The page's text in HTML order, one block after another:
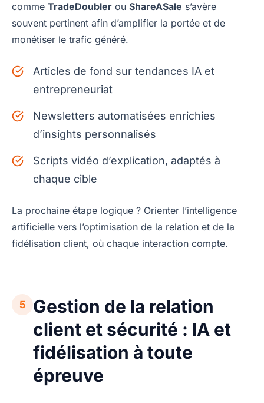
comme TradeDoubler ou ShareASale s’avère
souvent pertinent afin d’amplifier la portée et de
monétiser le trafic généré.
Articles de fond sur tendances IA et
entrepreneuriat
Newsletters automatisées enrichies
d’insights personnalisés
Scripts vidéo d’explication, adaptés à
chaque cible
La prochaine étape logique ? Orienter l’intelligence
artificielle vers l’optimisation de la relation et de la
fidélisation client, où chaque interaction compte.
5
Gestion de la relation
client et sécurité : IA et
fidélisation à toute
épreuve